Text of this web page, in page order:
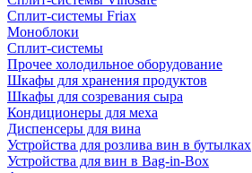
Сплит-системы Friax
Моноблоки
Сплит-системы
Прочее холодильное оборудование
Шкафы для хранения продуктов
Шкафы для созревания сыра
Кондиционеры для меха
Диспенсеры для вина
Устройства для розлива вин в бутылках
Устройства для вин в Bag-in-Box